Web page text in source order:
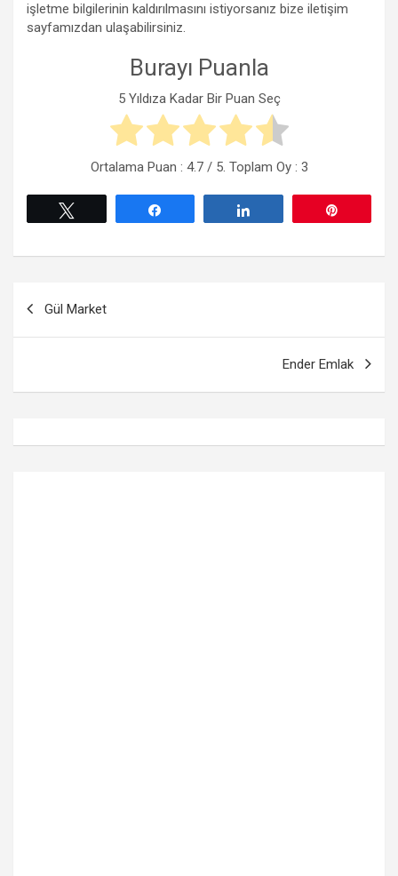
işletme bilgilerinin kaldırılmasını istiyorsanız bize iletişim
sayfamızdan ulaşabilirsiniz.
Burayı Puanla
5 Yıldıza Kadar Bir Puan Seç
Ortalama Puan : 4.7/ 5. Toplam Oy : 3
Gül Market
Ender Emlak